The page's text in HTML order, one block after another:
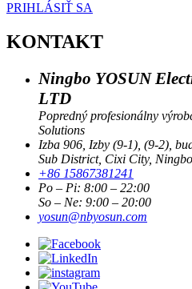
PRIHLÁSIŤ SA
KONTAKT
Ningbo YOSUN
LTD
Popredný profesionálny
Solutions
Izba 906, Izby (9-1), (9-2),
Sub District, Cixi City,
+86 15867381241
Po – Pi: 8:00 – 22:00
So – Ne: 9:00 – 20:00
yosun@nbyosun.com